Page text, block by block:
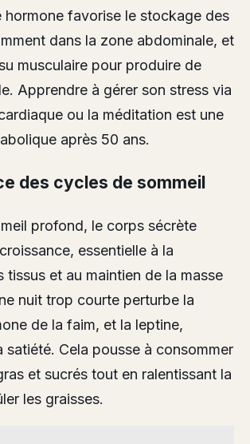
hormone favorise le stockage des
dans la zone abdominale, et
musculaire pour produire de
Apprendre à gérer son stress via
ou la méditation est une
après 50 ans.
des cycles de sommeil
profond, le corps sécrète
essentielle à la
tissus et au maintien de la masse
nuit trop courte perturbe la
de la faim, et la leptine,
satiété. Cela pousse à consommer
et sucrés tout en ralentissant la
les graisses.